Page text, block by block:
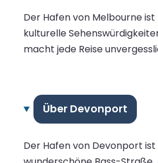
Der Hafen von Melbourne
kulturelle
macht jede Reise
Über Devonport
Der Hafen von Devonport